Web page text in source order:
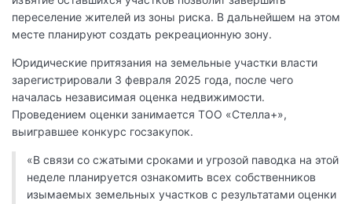
переселение жителей из зоны риска. В дальнейшем на этом
месте планируют создать рекреационную зону.
Юридические притязания на земельные участки власти
зарегистрировали 3 февраля 2025 года, после чего
началась независимая оценка недвижимости.
Проведением оценки занимается ТОО «Стелла+»,
выигравшее конкурс госзакупок.
«В связи со сжатыми сроками и угрозой паводка на этой
неделе планируется ознакомить всех собственников
изымаемых земельных участков с результатами оценки